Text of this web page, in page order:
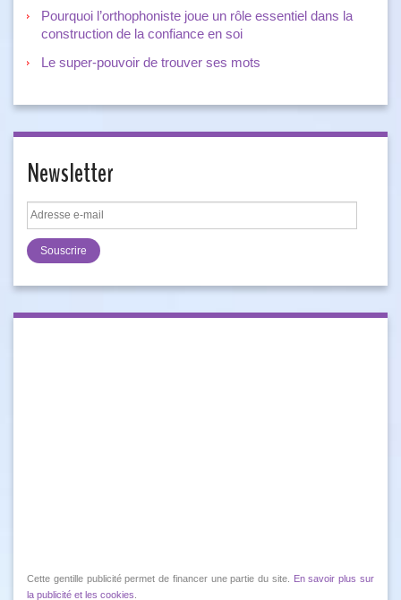
Pourquoi l’orthophoniste joue un rôle essentiel dans la
construction de la confiance en soi
Le super-pouvoir de trouver ses mots
Newsletter
Adresse
e-
mail
Cette gentille publicité permet de financer une partie du site.
En savoir plus sur
la publicité et les cookies